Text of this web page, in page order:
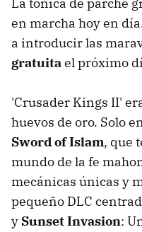
La tónica de parche
en marcha hoy en
a introducir las
gratuitael próximo
'Crusader Kings II'
huevos de oro. Solo
Sword of Islam, que
mundo de la fe
mecánicas únicas y
pequeño DLC
y Sunset Invasion: